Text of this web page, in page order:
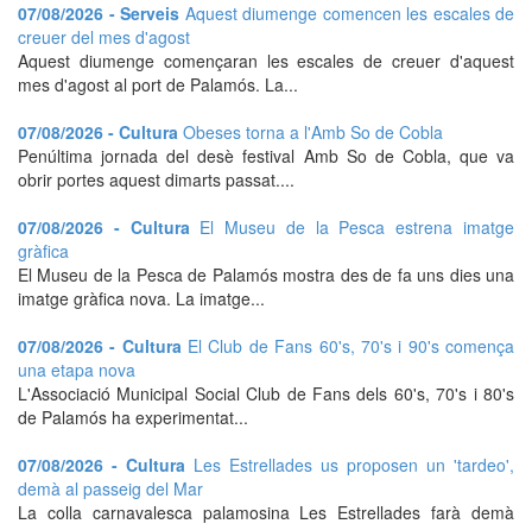
07/08/2026 - Serveis Aquest diumenge comencen les escales de
creuer del mes d'agost
Aquest diumenge començaran les escales de creuer d'aquest
mes d'agost al port de Palamós. La...
07/08/2026 - Cultura Obeses torna a l'Amb So de Cobla
Penúltima jornada del desè festival Amb So de Cobla, que va
obrir portes aquest dimarts passat....
07/08/2026 - Cultura El Museu de la Pesca estrena imatge
gràfica
El Museu de la Pesca de Palamós mostra des de fa uns dies una
imatge gràfica nova. La imatge...
07/08/2026 - Cultura El Club de Fans 60's, 70's i 90's comença
una etapa nova
L'Associació Municipal Social Club de Fans dels 60's, 70's i 80's
de Palamós ha experimentat...
07/08/2026 - Cultura Les Estrellades us proposen un 'tardeo',
demà al passeig del Mar
La colla carnavalesca palamosina Les Estrellades farà demà